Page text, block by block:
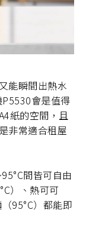
能瞬間出熱水
會是值得
紙的空間，且
非常適合租屋
間皆可自由
）、熱可可
95°C）都能即